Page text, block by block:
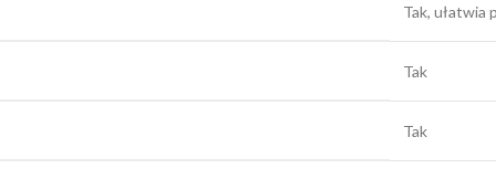
Tak, ułatwia
Tak
Tak